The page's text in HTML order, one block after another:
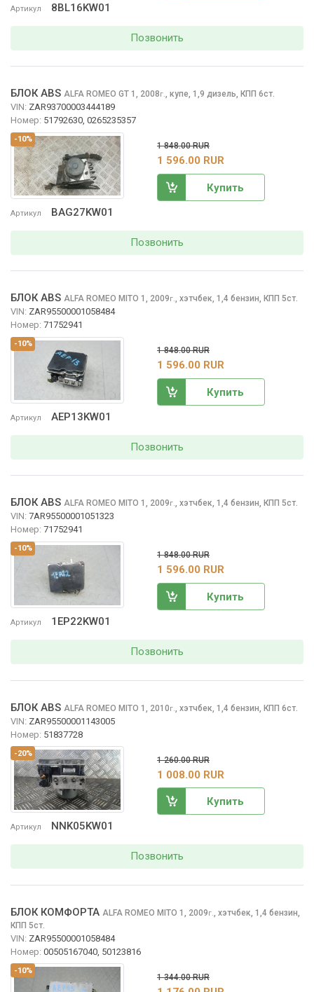
Артикул 8BL16KW01
Позвонить
-10%
Артикул BAG27KW01
БЛОК ABS ALFA ROMEO GT 1, 2008г., купе, 1,9 дизель, КПП 6ст.
VIN: ZAR93700003444189
Номер: 51792630, 0265235357
1 848.00 RUR
1 596.00 RUR
Купить
Позвонить
-10%
Артикул AEP13KW01
БЛОК ABS ALFA ROMEO MITO 1, 2009г., хэтчбек, 1,4 бензин, КПП 5ст.
VIN: ZAR95500001058484
Номер: 71752941
1 848.00 RUR
1 596.00 RUR
Купить
Позвонить
-10%
Артикул 1EP22KW01
БЛОК ABS ALFA ROMEO MITO 1, 2009г., хэтчбек, 1,4 бензин, КПП 5ст.
VIN: 7AR95500001051323
Номер: 71752941
1 848.00 RUR
1 596.00 RUR
Купить
Позвонить
-20%
Артикул NNK05KW01
БЛОК ABS ALFA ROMEO MITO 1, 2010г. хэтчбек, 1,4 бензин, КПП 6ст.
VIN: ZAR95500001143005
Номер: 51837728
1 260.00 RUR
1 008.00 RUR
Купить
Позвонить
-10%
БЛОК КОМФОРТА ALFA ROMEO MITO 1, 2009г.
хэтчбек, 1,4 бензин,
КПП 5ст.
VIN: ZAR95500001058484
Номер: 00505167040, 50123816
1 344.00 RUR